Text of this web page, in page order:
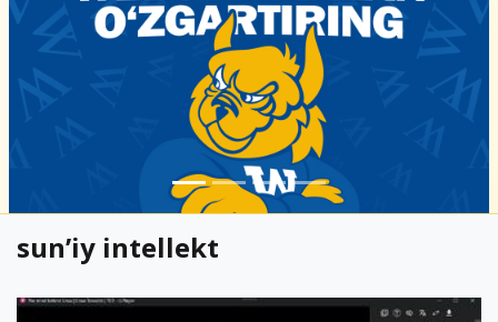
sun’iy intellekt